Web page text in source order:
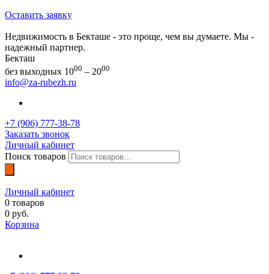
Оставить заявку
Недвижимость в Бекташе - это проще, чем вы думаете. Мы -
надежный партнер.
Бекташ
без выходных 1000 – 2000
info@za-rubezh.ru
+7 (906) 777-38-78
Заказать звонок
Личный кабинет
Поиск товаров
Личный кабинет
0 товаров
0 руб.
Корзина